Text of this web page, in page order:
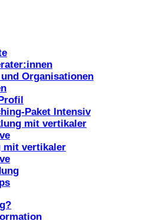
Organisationen
Paket Intensiv
mit vertikaler
mit vertikaler